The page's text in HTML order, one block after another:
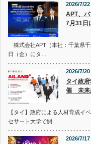
2026/7/22
APT、
7月31日
株式会社APT（本社：千葉県
日（金）にタ…
2026/7/20
タイ政
催 未来
【タイ】政府による人材育成イ
セサート大学で開…
2026/7/17